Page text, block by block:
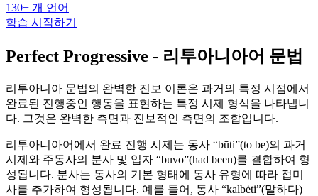
130+ 개 언어
학습 시작하기
Perfect Progressive - 리투아니아어 문법
리투아니아 문법의 완벽한 진보 이론은 과거의 특정 시점에서
완료된 진행중인 행동을 표현하는 특정 시제 형식을 나타냅니
다. 그것은 완벽한 측면과 진보적인 측면의 조합입니다.
리투아니아어에서 완료 진행 시제는 동사 “būti”(to be)의 과거
시제와 주동사의 분사 및 입자 “buvo”(had been)를 결합하여 형
성됩니다. 분사는 동사의 기본 형태에 동사 유형에 따라 접미
사를 추가하여 형성됩니다. 예를 들어, 동사 “kalbėti”(말하다)